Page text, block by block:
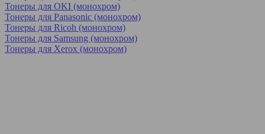
Тонеры для OKI (монохром)
Тонеры для Panasonic (монохром)
Тонеры для Ricoh (монохром)
Тонеры для Samsung (монохром)
Тонеры для Xerox (монохром)